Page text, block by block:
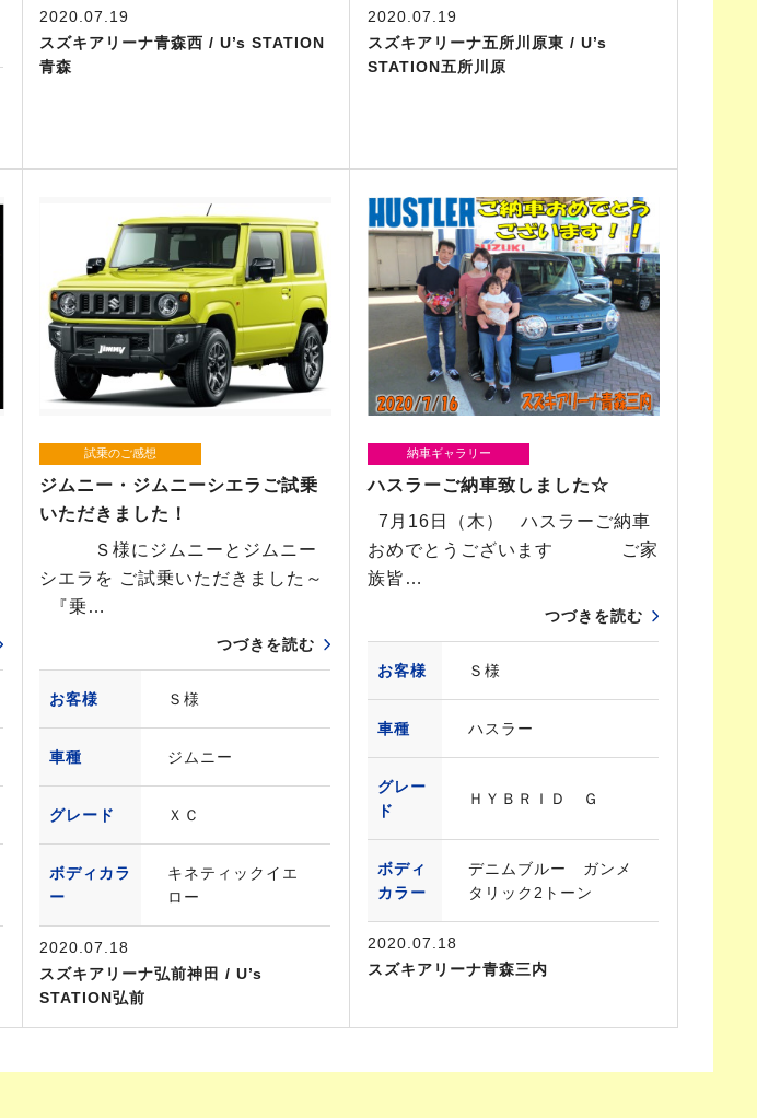
2020.07.19
スズキアリーナ青森西 / U’s STATION
青森
2020.07.19
スズキアリーナ五所川原東 / U’s
STATION五所川原
試乗のご感想
ジムニー・ジムニーシエラご試乗
いただきました！
Ｓ様にジムニーとジムニー
シエラを ご試乗いただきました～
『乗…
つづきを読む
お客様 Ｓ様
車種 ジムニー
グレード ＸＣ
ボディカラ
ー
キネティックイエ
ロー
2020.07.18
スズキアリーナ弘前神田 / U’s
STATION弘前
納車ギャラリー
ハスラーご納車致しました☆
7月16日（木） ハスラーご納車
おめでとうございます ご家
族皆…
つづきを読む
お客様 Ｓ様
車種 ハスラー
グレー
ド
ＨＹＢＲＩＤ Ｇ
ボディ
カラー
デニムブルー ガンメ
タリック2トーン
2020.07.18
スズキアリーナ青森三内